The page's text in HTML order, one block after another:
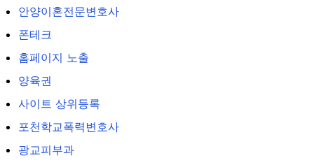
안양이혼전문변호사
폰테크
홈페이지 노출
양육권
사이트 상위등록
포천학교폭력변호사
광교피부과